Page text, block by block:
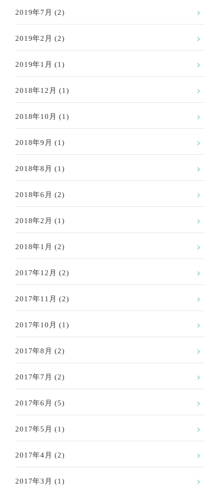
2019年7月 (2)
2019年2月 (2)
2019年1月 (1)
2018年12月 (1)
2018年10月 (1)
2018年9月 (1)
2018年8月 (1)
2018年6月 (2)
2018年2月 (1)
2018年1月 (2)
2017年12月 (2)
2017年11月 (2)
2017年10月 (1)
2017年8月 (2)
2017年7月 (2)
2017年6月 (5)
2017年5月 (1)
2017年4月 (2)
2017年3月 (1)